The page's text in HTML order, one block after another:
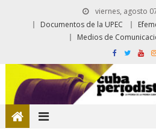
viernes, agosto
Documentos de la UPEC
Medios de